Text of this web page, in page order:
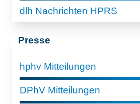
dlh Nachrichten HPRS
Presse
hphv Mitteilungen
DPhV Mitteilungen